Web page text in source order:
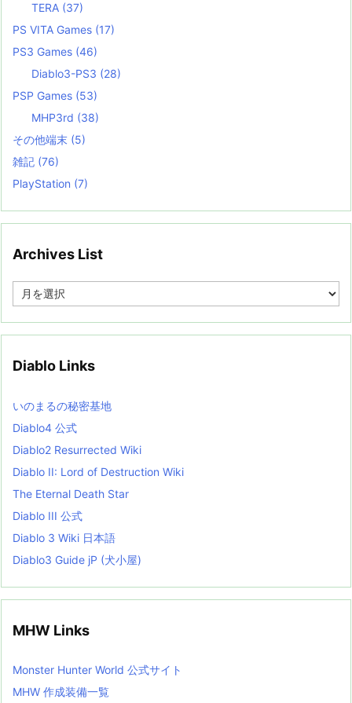
TERA (37)
PS VITA Games (17)
PS3 Games (46)
Diablo3-PS3 (28)
PSP Games (53)
MHP3rd (38)
その他端末 (5)
雑記 (76)
PlayStation (7)
Archives List
e
i
s
t
Diablo Links
いのまるの秘密基地
Diablo4 公式
Diablo2 Resurrected Wiki
Diablo II: Lord of Destruction Wiki
The Eternal Death Star
Diablo III 公式
Diablo 3 Wiki 日本語
Diablo3 Guide jP (犬小屋)
MHW Links
Monster Hunter World 公式サイト
MHW 作成装備一覧